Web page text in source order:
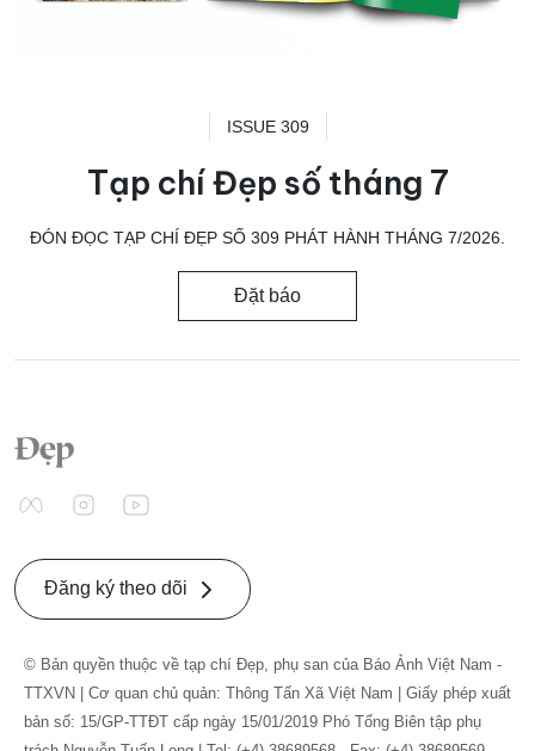
ISSUE 309
Tạp chí Đẹp số tháng 7
ĐÓN ĐỌC TẠP CHÍ ĐẸP SỐ 309 PHÁT HÀNH THÁNG 7/2026.
Đặt báo
Đăng ký theo dõi
© Bản quyền thuộc về tạp chí Đẹp, phụ san của Báo Ảnh Việt Nam -
TTXVN | Cơ quan chủ quản: Thông Tấn Xã Việt Nam | Giấy phép xuất
bản số: 15/GP-TTĐT cấp ngày 15/01/2019 Phó Tổng Biên tập phụ